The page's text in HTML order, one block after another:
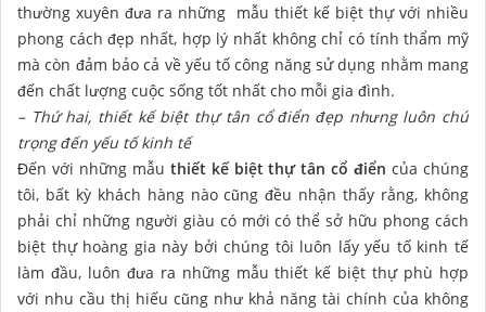
thường xuyên đưa ra những mẫu thiết kế biệt thự với nhiều
phong cách đẹp nhất, hợp lý nhất không chỉ có tính thẩm mỹ
mà còn đảm bảo cả về yếu tố công năng sử dụng nhằm mang
đến chất lượng cuộc sống tốt nhất cho mỗi gia đình.
– Thứ hai, thiết kế biệt thự tân cổ điển đẹp nhưng luôn chú
trọng đến yếu tố kinh tế
Đến với những mẫu thiết kế biệt thự tân cổ điển của chúng
tôi, bất kỳ khách hàng nào cũng đều nhận thấy rằng, không
phải chỉ những người giàu có mới có thể sở hữu phong cách
biệt thự hoàng gia này bởi chúng tôi luôn lấy yếu tố kinh tế
làm đầu, luôn đưa ra những mẫu thiết kế biệt thự phù hợp
với nhu cầu thị hiếu cũng như khả năng tài chính của không